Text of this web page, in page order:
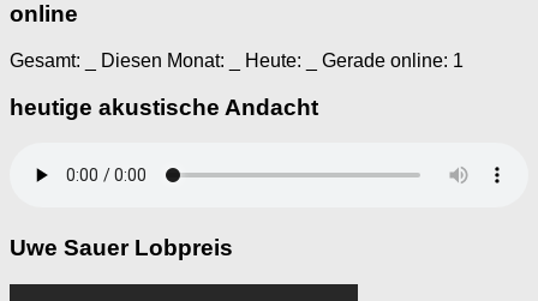
online
Gesamt: Diesen Monat: Heute: Gerade online: 1
heutige akustische Andacht
Uwe Sauer Lobpreis